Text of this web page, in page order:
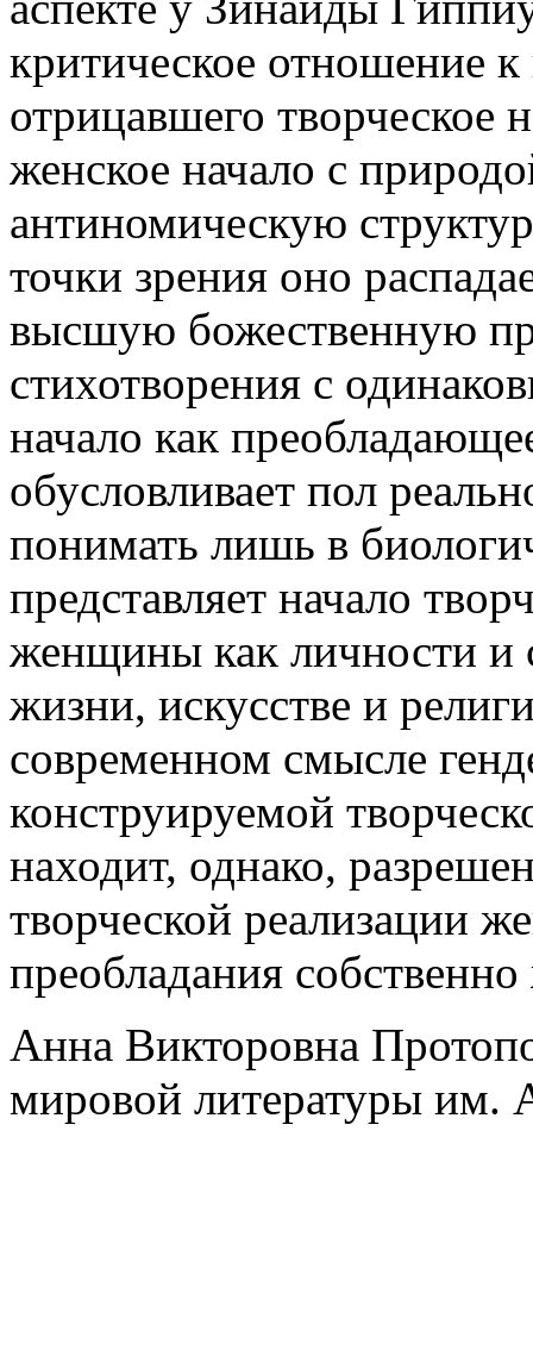
критическое отношение
отрицавшего
женское начало с
антиномическую
точки зрения оно
высшую божественную
стихотворения с
начало как
обусловливает пол
понимать лишь в
представляет начало
женщины как личности и
жизни, искусстве и
современном смысле
конструируемой
находит, однако,
творческой реализации
преобладания
Анна Викторовна
мировой литературы